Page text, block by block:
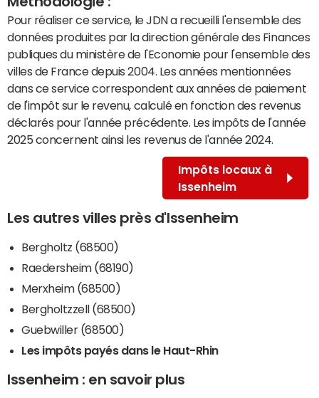
Pour réaliser ce service, le JDN a recueilli l'ensemble des
données produites par la direction générale des Finances
publiques du ministère de l'Economie pour l'ensemble des
villes de France depuis 2004. Les années mentionnées
dans ce service correspondent aux années de paiement
de l'impôt sur le revenu, calculé en fonction des revenus
déclarés pour l'année précédente. Les impôts de l'année
2025 concernent ainsi les revenus de l'année 2024.
Impôts locaux à
Issenheim
Les autres villes près d'Issenheim
Bergholtz (68500)
Raedersheim (68190)
Merxheim (68500)
Bergholtzzell (68500)
Guebwiller (68500)
Les impôts payés dans le Haut-Rhin
Issenheim : en savoir plus